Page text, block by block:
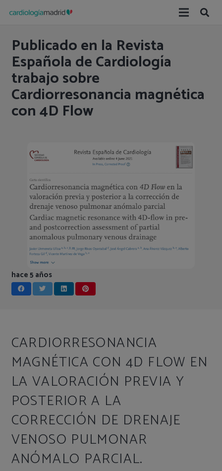
Publicado en la Revista
Española de Cardiología
trabajo sobre
Cardiorresonancia magnética
con 4D Flow
hace 5 años
CARDIORRESONANCIA
MAGNÉTICA CON 4D FLOW EN
LA VALORACIÓN PREVIA Y
POSTERIOR A LA
CORRECCIÓN DE DRENAJE
VENOSO PULMONAR
ANÓMALO PARCIAL.